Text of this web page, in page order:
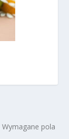
Wymagane pola